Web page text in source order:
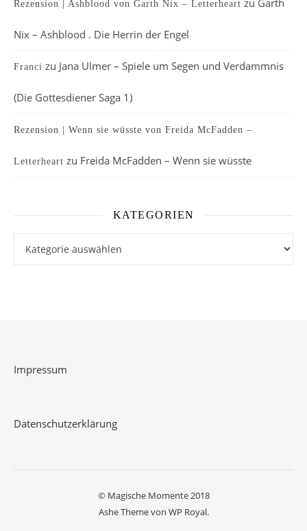
Rezension | Ashblood von Garth Nix – Letterheart zu Garth
Nix – Ashblood . Die Herrin der Engel
Franci zu Jana Ulmer – Spiele um Segen und Verdammnis
(Die Gottesdiener Saga 1)
Rezension | Wenn sie wüsste von Freida McFadden –
Letterheart zu Freida McFadden – Wenn sie wüsste
KATEGORIEN
Impressum
Datenschutzerklärung
© Magische Momente 2018
Ashe Theme von WP Royal.